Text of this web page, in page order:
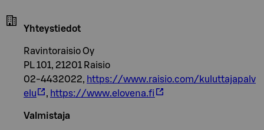
Yhteystiedot
Ravintoraisio Oy
PL 101, 21201 Raisio
02-4432022, https://www.raisio.com/kuluttajapalv
elu
, https://www.elovena.fi
Valmistaja